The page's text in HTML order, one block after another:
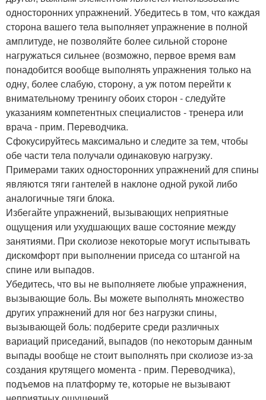
односторонних упражнений. Убедитесь в том, что каждая
сторона вашего тела выполняет упражнение в полной
амплитуде, не позволяйте более сильной стороне
нагружаться сильнее (возможно, первое время вам
понадобится вообще выполнять упражнения только на
одну, более слабую, сторону, а уж потом перейти к
внимательному тренингу обоих сторон - следуйте
указаниям компетентных специалистов - тренера или
врача - прим. Переводчика.
Сфокусируйтесь максимально и следите за тем, чтобы
обе части тела получали одинаковую нагрузку.
Примерами таких односторонних упражнений для спины
являются тяги гантелей в наклоне одной рукой либо
аналогичные тяги блока.
Избегайте упражнений, вызывающих неприятные
ощущения или ухудшающих ваше состояние между
занятиями. При сколиозе некоторые могут испытывать
дискомфорт при выполнении приседа со штангой на
спине или выпадов.
Убедитесь, что вы не выполняете любые упражнения,
вызывающие боль. Вы можете выполнять множество
других упражнений для ног без нагрузки спины,
вызывающей боль: подберите среди различных
вариаций приседаний, выпадов (по некоторым данным
выпады вообще не стоит выполнять при сколиозе из-за
создания крутящего момента - прим. Переводчика),
подъемов на платформу те, которые не вызывают